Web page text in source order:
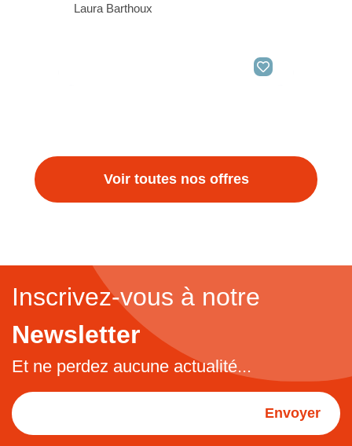
Laura Barthoux
Voir toutes nos offres
Inscrivez-vous à notre
Newsletter
Et ne perdez aucune actualité...
Envoyer